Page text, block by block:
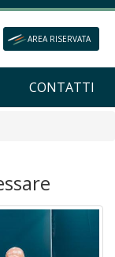
AREA RISERVATA
CONTATTI